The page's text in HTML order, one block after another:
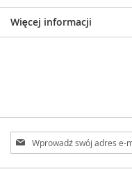
Więcej informacji
Subskrybuj
nasz
newsletter: